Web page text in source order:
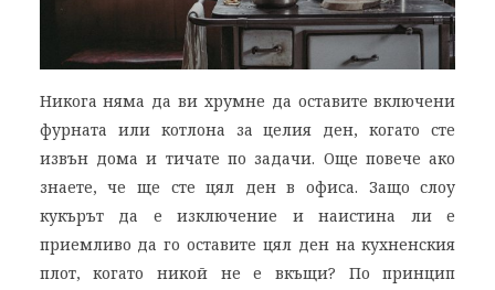
Никога няма да ви хрумне да оставите включени
фурната или котлона за целия ден, когато сте
извън дома и тичате по задачи. Още повече ако
знаете, че ще сте цял ден в офиса. Защо слоу
кукърът да е изключение и наистина ли е
приемливо да го оставите цял ден на кухненския
плот, когато никой не е вкъщи? По принцип